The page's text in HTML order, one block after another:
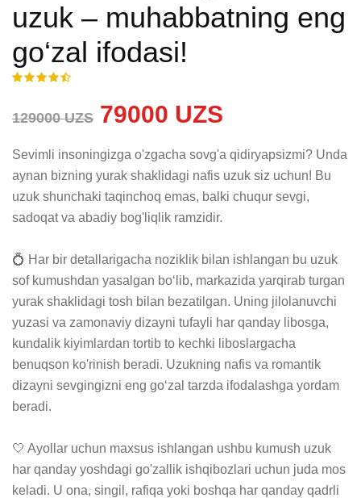
uzuk – muhabbatning eng
go‘zal ifodasi!
129000 UZS 79000 UZS
Sevimli insoningizga o'zgacha sovg'a qidiryapsizmi? Unda
aynan bizning yurak shaklidagi nafis uzuk siz uchun! Bu
uzuk shunchaki taqinchoq emas, balki chuqur sevgi,
sadoqat va abadiy bog'liqlik ramzidir.
💍 Har bir detallarigacha noziklik bilan ishlangan bu uzuk
sof kumushdan yasalgan bo‘lib, markazida yarqirab turgan
yurak shaklidagi tosh bilan bezatilgan. Uning jilolanuvchi
yuzasi va zamonaviy dizayni tufayli har qanday libosga,
kundalik kiyimlardan tortib to kechki liboslargacha
benuqson ko'rinish beradi. Uzukning nafis va romantik
dizayni sevgingizni eng go‘zal tarzda ifodalashga yordam
beradi.
🤍 Ayollar uchun maxsus ishlangan ushbu kumush uzuk
har qanday yoshdagi go'zallik ishqibozlari uchun juda mos
keladi. U ona, singil, rafiqa yoki boshqa har qanday qadrli